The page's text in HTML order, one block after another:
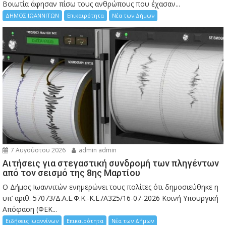
Bοιωτία άφησαν πίσω τους ανθρώπους που έχασαν...
ΔΗΜΟΣ ΙΩΑΝΝΙΤΩΝ Επικαιρότητα Νέα των Δήμων
7 Αυγούστου 2026 admin admin
Αιτήσεις για στεγαστική συνδρομή των πληγέντων
από τον σεισμό της 8ης Μαρτίου
Ο Δήμος Ιωαννιτών ενημερώνει τους πολίτες ότι δημοσιεύθηκε η
υπ’ αριθ. 57073/Δ.Α.Ε.Φ.Κ.-Κ.Ε./Α325/16-07-2026 Κοινή Υπουργική
Απόφαση (ΦΕΚ...
Ειδήσεις Ιωαννίνων Επικαιρότητα Νέα των Δήμων